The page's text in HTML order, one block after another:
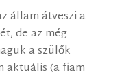
állam átveszi a
de az még
a szülők
aktuális (a fiam